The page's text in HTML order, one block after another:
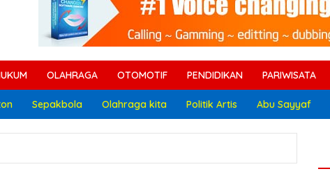
OLAHRAGA OTOMOTIF PENDIDIKAN PARIWISATA
Sepakbola Olahraga kita Politik Artis Abu Sayyaf